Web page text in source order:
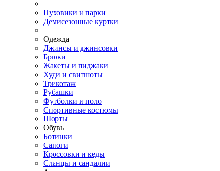
Пуховики и парки
Демисезонные куртки
Одежда
Джинсы и джинсовки
Брюки
Жакеты и пиджаки
Худи и свитшоты
Трикотаж
Рубашки
Футболки и поло
Спортивные костюмы
Шорты
Обувь
Ботинки
Сапоги
Кроссовки и кеды
Сланцы и сандалии